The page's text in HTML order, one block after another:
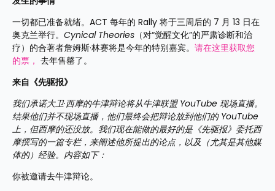
一切都已准备就绪。ACT 每年的 Rally 将于三周后的 7 月 13 日在
奥克兰举行。 Cynical Theories （对“觉醒文化”的严肃诊断和治
疗）的合著者詹姆斯·林赛将是今年的特别嘉宾。 请在这里获取您
的票， 去年售罄了。
来自《先驱报》
我们承诺大卫·西摩的牛津辩论将从牛津联盟 YouTube 现场直播。
结果他们并不现场直播，他们最终会把辩论放到他们的 YouTube
上，但西摩的还没放。我们现在能做的最好的是《先驱报》委托西
摩撰写的一篇专栏，来阐述他所提出的论点，以及（尤其是其他媒
体的）经验。内容如下：
你被邀请去牛津辩论。